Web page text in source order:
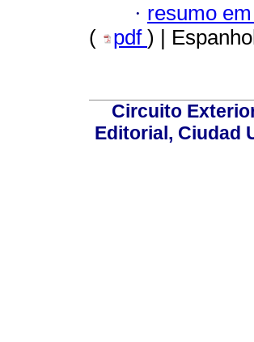
· resumo
(
pdf ) |
Circuito
Editorial, Ciudad